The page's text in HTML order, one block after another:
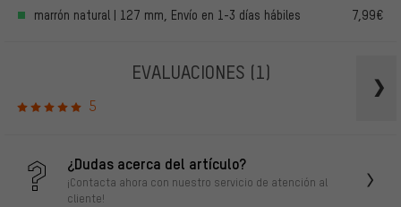
marrón natural | 127 mm, Envío en 1-3 días hábiles 7,99€
EVALUACIONES (1)
5
¿Dudas acerca del artículo?
¡Contacta ahora con nuestro servicio de atención al
cliente!